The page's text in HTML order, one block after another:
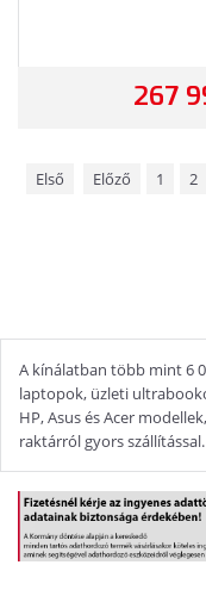
267
Első Előző 1 2
A kínálatban több mint 6
laptopok, üzleti
HP, Asus és Acer
raktárról gyors szállítással.